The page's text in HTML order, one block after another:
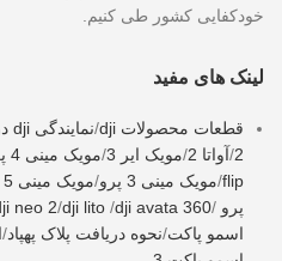
خودکفایی کشور طی کنیم.
لینک های مفید
قطعات محصولات dji /نمایندگی dji در ایران
2
/آواتا 2 /مویک ایر 3 /مویک مینی 4 پرو
flip
/مویک مینی 3 پرو /مویک مینی 5 پرو
پرو /
neo 2/dji lito /dji avata 360
اسمو پاکت/نحوه دریافت پلاک پهپاد/